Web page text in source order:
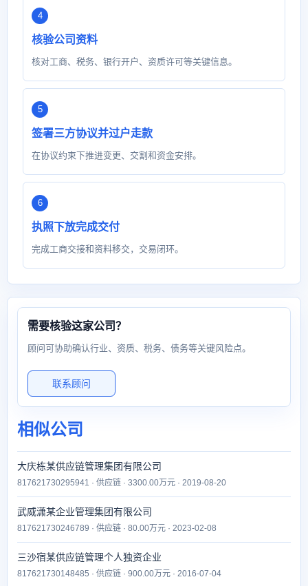
核验公司资料
核对工商、税务、银行开户、资质许可等关键信息。
签署三方协议并过户走款
在协议约束下推进变更、交割和资金安排。
执照下放完成交付
完成工商交接和资料移交，交易闭环。
需要核验这家公司？
顾问可协助确认行业、资质、税务、债务等关键风险点。
联系顾问
相似公司
大庆栋某供应链管理集团有限公司
817621730295941 · 供应链 · 3300.00万元 · 2019-08-20
武威潇某企业管理集团有限公司
817621730246789 · 供应链 · 80.00万元 · 2023-02-08
三沙宿某供应链管理个人独资企业
817621730148485 · 供应链 · 900.00万元 · 2016-07-04